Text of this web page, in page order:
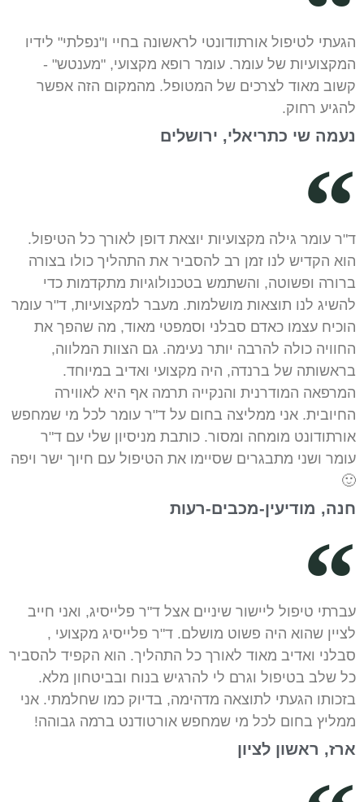
הגעתי לטיפול אורתודונטי לראשונה בחיי ו"נפלתי" לידיו
המקצועיות של עומר. עומר רופא מקצועי, "מענטש" -
קשוב מאוד לצרכים של המטופל. מהמקום הזה אפשר
להגיע רחוק.
נעמה שי כתריאלי, ירושלים
ד"ר עומר גילה מקצועיות יוצאת דופן לאורך כל הטיפול.
הוא הקדיש לנו זמן רב להסביר את התהליך כולו בצורה
ברורה ופשוטה, והשתמש בטכנולוגיות מתקדמות כדי
להשיג לנו תוצאות מושלמות. מעבר למקצועיות, ד"ר עומר
הוכיח עצמו כאדם סבלני וסמפטי מאוד, מה שהפך את
החוויה כולה להרבה יותר נעימה. גם הצוות המלווה,
בראשותה של ברנדה, היה מקצועי ואדיב במיוחד.
המרפאה המודרנית והנקייה תרמה אף היא לאווירה
החיובית. אני ממליצה בחום על ד"ר עומר לכל מי שמחפש
אורתודונט מומחה ומסור. כותבת מניסיון שלי עם ד"ר
עומר ושני מתבגרים שסיימו את הטיפול עם חיוך ישר ויפה
🙂
חנה, מודיעין-מכבים-רעות
עברתי טיפול ליישור שיניים אצל ד"ר פלייסיג, ואני חייב
לציין שהוא היה פשוט מושלם. ד"ר פלייסיג מקצועי ,
סבלני ואדיב מאוד לאורך כל התהליך. הוא הקפיד להסביר
כל שלב בטיפול וגרם לי להרגיש בנוח ובביטחון מלא.
בזכותו הגעתי לתוצאה מדהימה, בדיוק כמו שחלמתי. אני
ממליץ בחום לכל מי שמחפש אורטודנט ברמה גבוהה!
ארז, ראשון לציון